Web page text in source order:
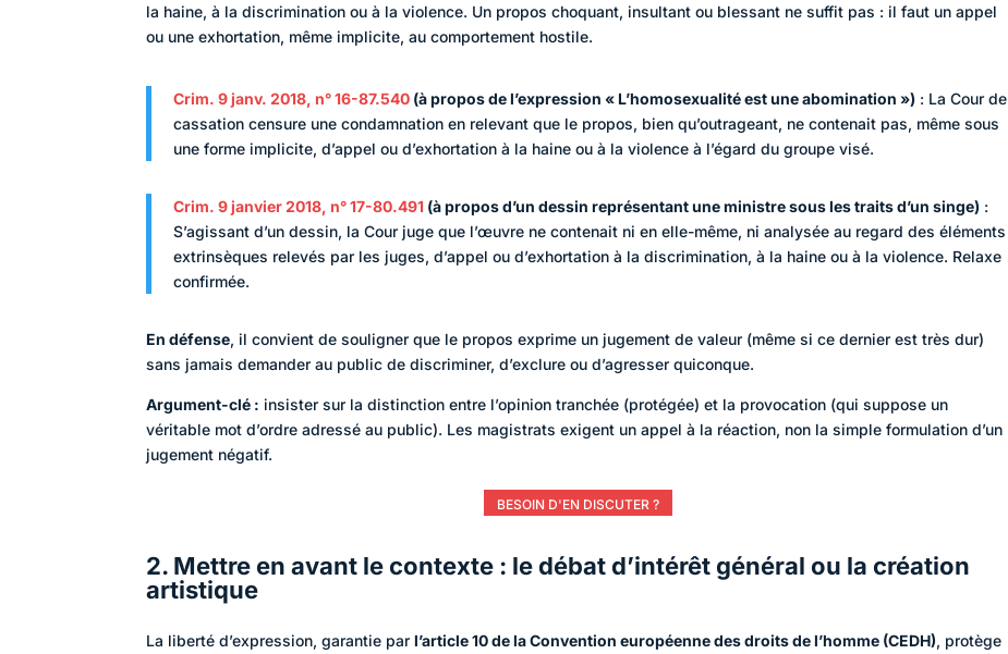
la haine, à la discrimination ou à la violence. Un propos choquant, insultant ou blessant ne suffit pas : il faut un appel
ou une exhortation, même implicite, au comportement hostile.
Crim. 9 janv. 2018, n° 16-87.540 (à propos de l’expression « L’homosexualité est une abomination ») : La Cour de
cassation censure une condamnation en relevant que le propos, bien qu’outrageant, ne contenait pas, même sous
une forme implicite, d’appel ou d’exhortation à la haine ou à la violence à l’égard du groupe visé.
Crim. 9 janvier 2018, n° 17-80.491 (à propos d’un dessin représentant une ministre sous les traits d’un singe) :
S’agissant d’un dessin, la Cour juge que l’œuvre ne contenait ni en elle-même, ni analysée au regard des éléments
extrinsèques relevés par les juges, d’appel ou d’exhortation à la discrimination, à la haine ou à la violence. Relaxe
confirmée.
En défense, il convient de souligner que le propos exprime un jugement de valeur (même si ce dernier est très dur)
sans jamais demander au public de discriminer, d’exclure ou d’agresser quiconque.
Argument-clé : insister sur la distinction entre l’opinion tranchée (protégée) et la provocation (qui suppose un
véritable mot d’ordre adressé au public). Les magistrats exigent un appel à la réaction, non la simple formulation d’un
jugement négatif.
BESOIN D'EN DISCUTER ?
2. Mettre en avant le contexte : le débat d’intérêt général ou la création
artistique
La liberté d’expression, garantie parl’article 10 de la Convention européenne des droits de l’homme (CEDH), protège